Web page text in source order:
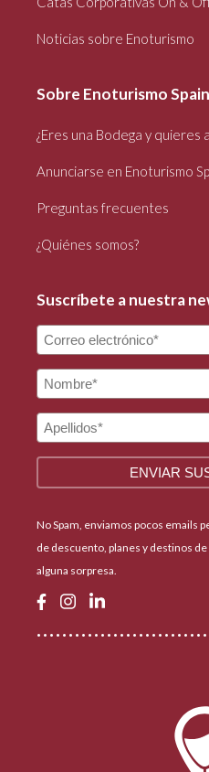
Noticias sobre Enoturismo
Sobre Enoturismo Spain
¿Eres una Bodega y quieres
Anunciarse en Enoturismo
Preguntas frecuentes
¿Quiénes somos?
Suscríbete a nuestra
No Spam, enviamos pocos emails
de descuento, planes y destinos
alguna sorpresa.